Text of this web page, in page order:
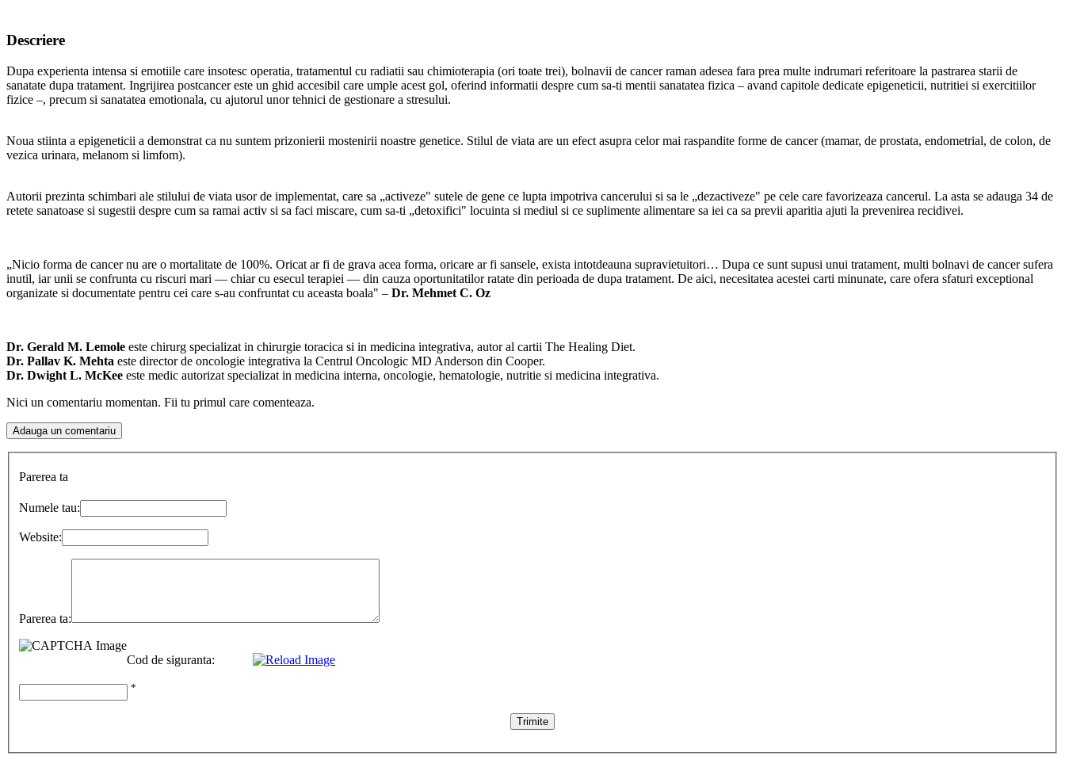
Descriere
Dupa experienta intensa si emotiile care insotesc operatia, tratamentul cu radiatii sau chimioterapia (ori toate trei), bolnavii de cancer raman adesea fara prea multe indrumari referitoare la pastrarea starii de
sanatate dupa tratament. Ingrijirea postcancer este un ghid accesibil care umple acest gol, oferind informatii despre cum sa-ti mentii sanatatea fizica – avand capitole dedicate epigeneticii, nutritiei si exercitiilor
fizice –, precum si sanatatea emotionala, cu ajutorul unor tehnici de gestionare a stresului.
Noua stiinta a epigeneticii a demonstrat ca nu suntem prizonierii mostenirii noastre genetice. Stilul de viata are un efect asupra celor mai raspandite forme de cancer (mamar, de prostata, endometrial, de colon, de
vezica urinara, melanom si limfom).
Autorii prezinta schimbari ale stilului de viata usor de implementat, care sa „activeze" sutele de gene ce lupta impotriva cancerului si sa le „dezactiveze" pe cele care favorizeaza cancerul. La asta se adauga 34 de
retete sanatoase si sugestii despre cum sa ramai activ si sa faci miscare, cum sa-ti „detoxifici" locuinta si mediul si ce suplimente alimentare sa iei ca sa previi aparitia ajuti la prevenirea recidivei.
„Nicio forma de cancer nu are o mortalitate de 100%. Oricat ar fi de grava acea forma, oricare ar fi sansele, exista intotdeauna supravietuitori… Dupa ce sunt supusi unui tratament, multi bolnavi de cancer sufera
inutil, iar unii se confrunta cu riscuri mari — chiar cu esecul terapiei — din cauza oportunitatilor ratate din perioada de dupa tratament. De aici, necesitatea acestei carti minunate, care ofera sfaturi exceptional
organizate si documentate pentru cei care s-au confruntat cu aceasta boala" – Dr. Mehmet C. Oz
Dr. Gerald M. Lemole este chirurg specializat in chirurgie toracica si in medicina integrativa, autor al cartii The Healing Diet.
Dr. Pallav K. Mehta este director de oncologie integrativa la Centrul Oncologic MD Anderson din Cooper.
Dr. Dwight L. McKee este medic autorizat specializat in medicina interna, oncologie, hematologie, nutritie si medicina integrativa.
Nici un comentariu momentan. Fii tu primul care comenteaza.
Parerea ta
Numele tau:
Website:
Parerea ta:
Cod de siguranta:
*